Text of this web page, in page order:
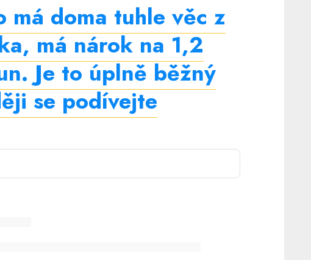
má doma tuhle věc z
má nárok na 1,2
Je to úplně běžný
se podívejte